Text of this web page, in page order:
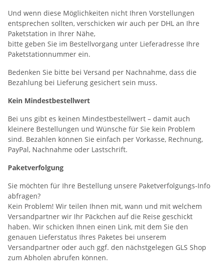
Und wenn diese Möglichkeiten nicht Ihren Vorstellungen
entsprechen sollten, verschicken wir auch per DHL an Ihre
Paketstation in Ihrer Nähe,
bitte geben Sie im Bestellvorgang unter Lieferadresse Ihre
Paketstationnummer ein.
Bedenken Sie bitte bei Versand per Nachnahme, dass die
Bezahlung bei Lieferung gesichert sein muss.
Kein Mindestbestellwert
Bei uns gibt es keinen Mindestbestellwert – damit auch
kleinere Bestellungen und Wünsche für Sie kein Problem
sind. Bezahlen können Sie einfach per Vorkasse, Rechnung,
PayPal, Nachnahme oder Lastschrift.
Paketverfolgung
Sie möchten für Ihre Bestellung unsere Paketverfolgungs-Info
abfragen?
Kein Problem! Wir teilen Ihnen mit, wann und mit welchem
Versandpartner wir Ihr Päckchen auf die Reise geschickt
haben. Wir schicken Ihnen einen Link, mit dem Sie den
genauen Lieferstatus Ihres Paketes bei unserem
Versandpartner oder auch ggf. den nächstgelegen GLS Shop
zum Abholen abrufen können.